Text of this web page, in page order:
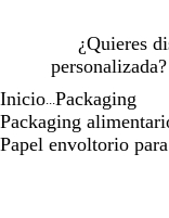
¿Quieres
personalizada?
1
Inicio Packaging
Packaging
Papel envoltorio